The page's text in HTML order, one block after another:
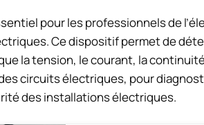
pour les professionnels de
Ce dispositif permet de
la tension, le courant, la
circuits électriques, pour
des installations électriques.